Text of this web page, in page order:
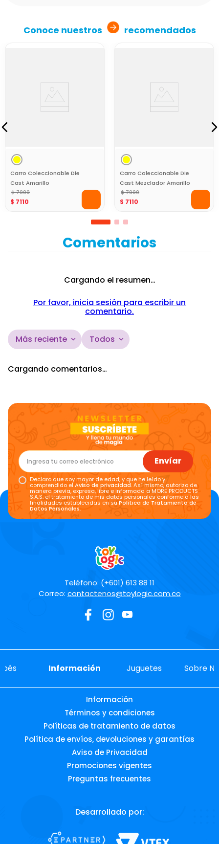
Conoce nuestros recomendados
Carro Coleccionable Die
Cast Amarillo
Aplanadora Fast Road
$ 7900
$ 7110
Carro Coleccionable Die
Cast Mezclador Amarillo
Fast Road
$ 7900
$ 7110
Comentarios
Cargando el resumen…
Por favor, inicia sesión para escribir un
comentario.
Más reciente Todos
Cargando comentarios…
Envíar
Declaro que soy mayor de edad, y que he leído y
comprendido elAviso de privacidad. Así mismo, autorizo de
manera previa, expresa, libre e informada a MORE PRODUCTS
S.A.S. el tratamiento de mis datos personales conforme a las
finalidades establecidas en suPolítica de Tratamiento de
Datos Personales.
Teléfono: (+601) 613 88 11
Correo: contactenos@toylogic.com.co
Información Juguetes Sobre
Información
Términos y condiciones
Políticas de tratamiento de datos
Política de envíos, devoluciones y garantías
Aviso de Privacidad
Promociones vigentes
Preguntas frecuentes
Desarrollado por: